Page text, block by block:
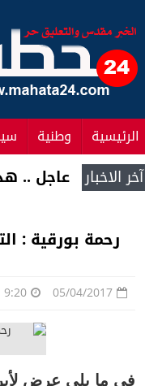
الرئيسية وطنية
آخر الاخبار جلالة
رحمة بورقية :
في ما يلي عرض